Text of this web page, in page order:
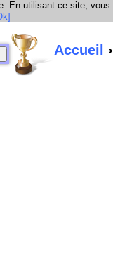
En utilisant ce site, vous
Accueil